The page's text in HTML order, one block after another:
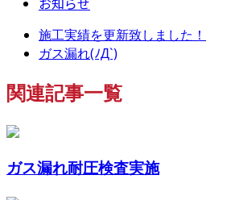
施工実績を更新致しました！
ガス漏れ(ﾉД`)
関連記事一覧
ガス漏れ耐圧検査実施